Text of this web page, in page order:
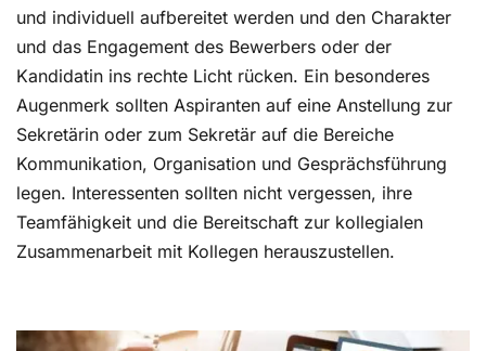
und individuell aufbereitet werden und den Charakter
und das Engagement des Bewerbers oder der
Kandidatin ins rechte Licht rücken. Ein besonderes
Augenmerk sollten Aspiranten auf eine Anstellung zur
Sekretärin oder zum Sekretär auf die Bereiche
Kommunikation, Organisation und Gesprächsführung
legen. Interessenten sollten nicht vergessen, ihre
Teamfähigkeit und die Bereitschaft zur kollegialen
Zusammenarbeit mit Kollegen herauszustellen.